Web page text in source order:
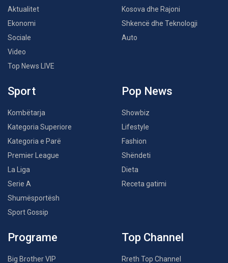
Aktualitet
Ekonomi
Sociale
Video
Top News LIVE
Kosova dhe Rajoni
Shkencë dhe Teknologji
Auto
Sport
Kombëtarja
Kategoria Superiore
Kategoria e Parë
Premier League
La Liga
Serie A
Shumësportësh
Sport Gossip
Pop News
Showbiz
Lifestyle
Fashion
Shëndeti
Dieta
Receta gatimi
Programe
Big Brother VIP
Top Channel
Rreth Top Channel